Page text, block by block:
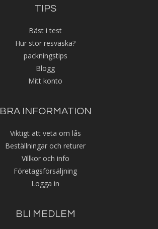
TIPS
Bäst i test
Hur stor resväska?
packningstips
Blogg
Mitt konto
BRA INFORMATION
Viktigt att veta om lås
Beställningar och returer
Villkor och info
Företagsförsäljning
Logga in
BLI MEDLEM